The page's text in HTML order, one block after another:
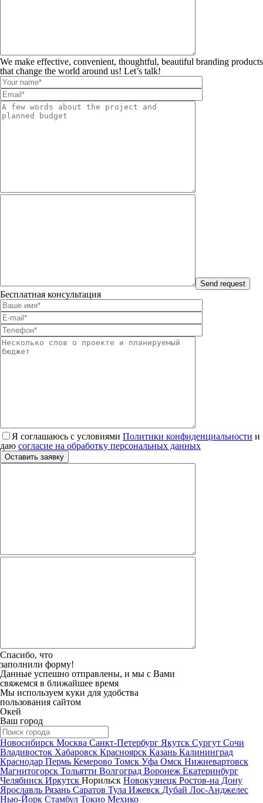
We make effective, convenient, thoughtful, beautiful branding products
that change the world around us! Let’s talk!
Бесплатная консультация
Я соглашаюсь с условиями Политики конфиденциальности и
даю согласие на обработку персональных данных
Спасибо, что
заполнили форму!
Данные успешно отправлены, и мы с Вами
свяжемся в ближайшее время
Мы используем куки для удобства
пользования сайтом
Окей
Ваш город
Новосибирск Москва Санкт-Петербург Якутск Сургут Сочи
Владивосток Хабаровск Красноярск Казань Калининград
Краснодар Пермь Кемерово Томск Уфа Омск Нижневартовск
Магнитогорск Тольятти Волгоград Воронеж Екатеринбург
Челябинск Иркутск Норильск Новокузнецк Ростов-на Дону
Ярославль Рязань Саратов Тула Ижевск Дубай Лос-Анджелес
Нью-Йорк Стамбул Токио Мехико